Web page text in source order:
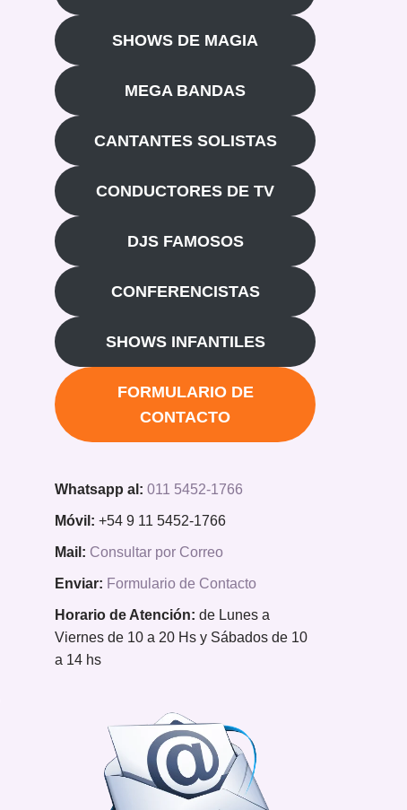
SHOWS DE MAGIA
MEGA BANDAS
CANTANTES SOLISTAS
CONDUCTORES DE TV
DJS FAMOSOS
CONFERENCISTAS
SHOWS INFANTILES
FORMULARIO DE
CONTACTO
Whatsapp al: 011 5452-1766
Móvil: +54 9 11 5452-1766
Mail: Consultar por Correo
Enviar: Formulario de Contacto
Horario de Atención: de Lunes a
Viernes de 10 a 20 Hs y Sábados de 10
a 14 hs